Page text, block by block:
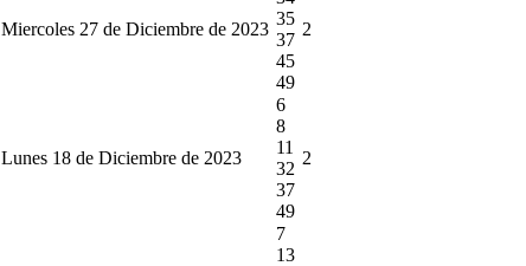
Miercoles 27 de Diciembre de 2023
35
37
45
49
2
Lunes 18 de Diciembre de 2023
6
8
11
32
37
49
2
7
13